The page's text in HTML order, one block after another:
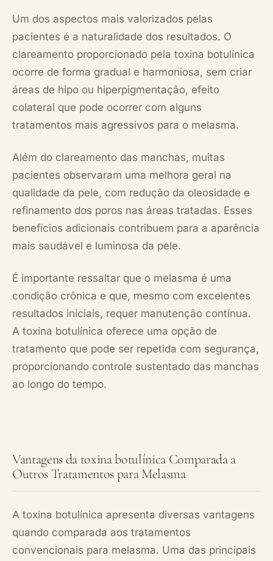
Um dos aspectos mais valorizados pelas
pacientes é a naturalidade dos resultados. O
clareamento proporcionado pela toxina botulínica
ocorre de forma gradual e harmoniosa, sem criar
áreas de hipo ou hiperpigmentação, efeito
colateral que pode ocorrer com alguns
tratamentos mais agressivos para o melasma.
Além do clareamento das manchas, muitas
pacientes observaram uma melhora geral na
qualidade da pele, com redução da oleosidade e
refinamento dos poros nas áreas tratadas. Esses
benefícios adicionais contribuem para a aparência
mais saudável e luminosa da pele.
É importante ressaltar que o melasma é uma
condição crônica e que, mesmo com excelentes
resultados iniciais, requer manutenção contínua.
A toxina botulínica oferece uma opção de
tratamento que pode ser repetida com segurança,
proporcionando controle sustentado das manchas
ao longo do tempo.
Vantagens da toxina botulínica Comparada a
Outros Tratamentos para Melasma
A toxina botulínica apresenta diversas vantagens
quando comparada aos tratamentos
convencionais para melasma. Uma das principais